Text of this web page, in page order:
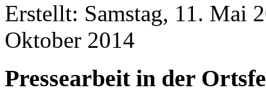
Erstellt: Samstag, 11. Mai
Oktober 2014
Pressearbeit in der